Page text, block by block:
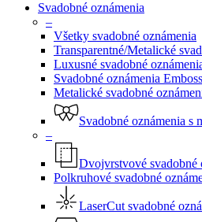
Svadobné oznámenia
–
Všetky svadobné oznámenia
Transparentné/Metalické
Luxusné svadobné
Svadobné oznámenia Emboss
Metalické svadobné
Svadobné oznámenia s
–
Dvojvrstvové svadobné
Polkruhové svadobné
LaserCut svadobné